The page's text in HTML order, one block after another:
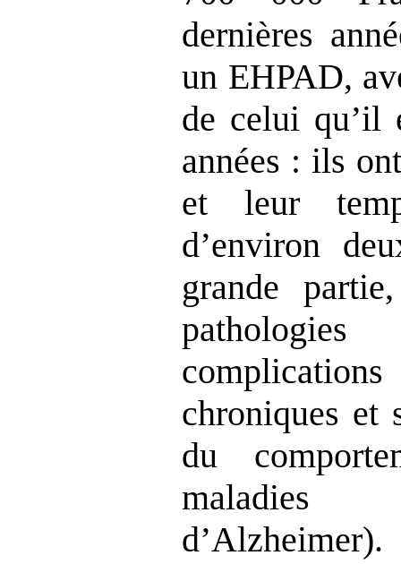
dernières
un EHPAD,
de celui qu’il
années : ils
et leur
d’environ
grande
chroniques et
du
d’Alzheimer).